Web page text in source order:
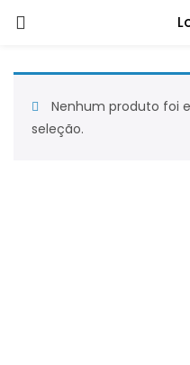
Nenhum produto foi
seleção.